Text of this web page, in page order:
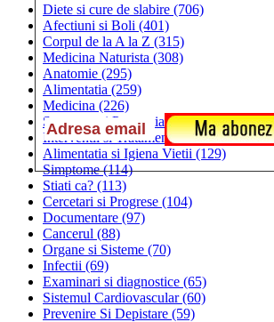
Diete si cure de slabire (706)
Afectiuni si Boli (401)
Corpul de la A la Z (315)
Medicina Naturista (308)
Anatomie (295)
Alimentatia (259)
Medicina (226)
Sanatatea si Preventia(170)
Interventii si Tratamente(167)
Alimentatia si Igiena Vietii (129)
Simptome(114)
Stiati ca? (113)
Cercetari si Progrese (104)
Documentare (97)
Cancerul (88)
Organe si Sisteme (70)
Infectii (69)
Examinari si diagnostice (65)
Sistemul Cardiovascular(60)
Prevenire Si Depistare (59)